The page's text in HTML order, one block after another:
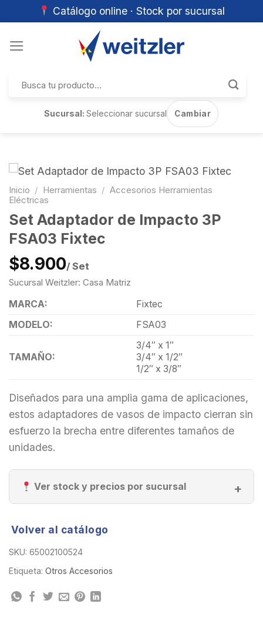
Catálogo online · Stock por sucursal
por:
Sucursal:Seleccionar sucursal Cambiar
Inicio / Herramientas / Accesorios Herramientas
Eléctricas
Set Adaptador de Impacto 3P
FSA03 Fixtec
$8.900/ Set
Sucursal Weitzler: Casa Matriz
MARCA:
Fixtec
MODELO:
FSA03
TAMAÑO:
3/4″ x 1″
3/4″ x 1/2″
1/2″ x 3/8″
Diseñados para una amplia gama de aplicaciones,
estos adaptadores de vasos de impacto cierran sin
esfuerzo la brecha entre diferentes tamaños de
unidades.
Ver stock y precios por sucursal
Volver al catálogo
SKU: 65002100524
Etiqueta: Otros Accesorios